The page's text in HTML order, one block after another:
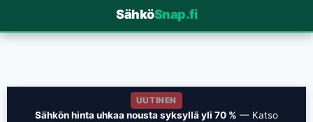
SähköSnap.fi
UUTINEN
Sähkön hinta uhkaa nousta syksyllä yli 70 % — Katso